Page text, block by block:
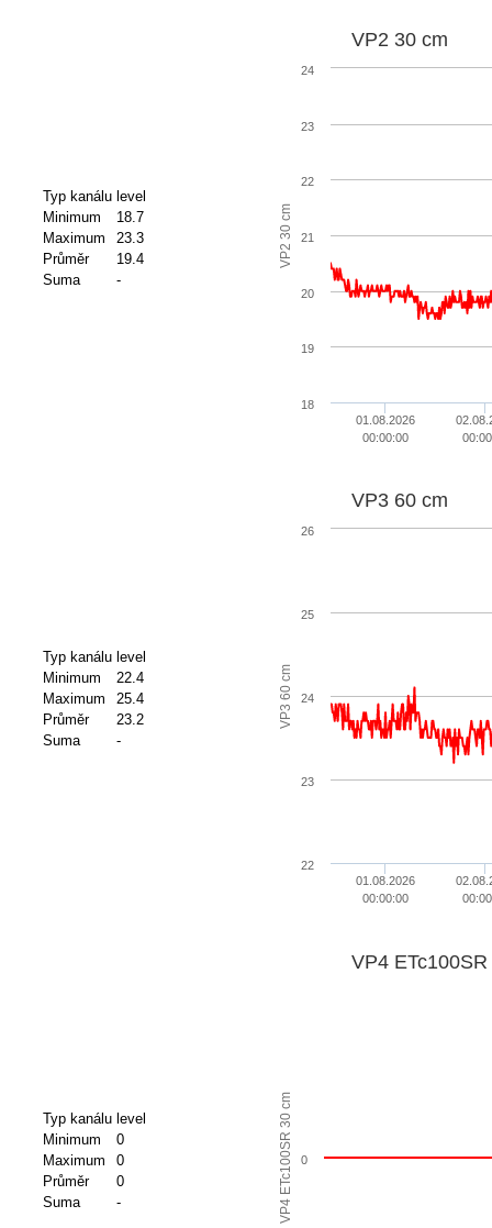
Typ kanálu level
Minimum
18.7
Maximum
23.3
Průměr
19.4
Suma
-
VP2 30 cm
VP2 30 cm
01.08.2026
00:00:00
18
19
20
21
22
23
24
Typ kanálu level
Minimum
22.4
Maximum
25.4
Průměr
23.2
Suma
-
V
P
3
6
0
c
m
VP3 60 cm
01.08.2026
00:00:00
22
23
24
25
26
Typ kanálu level
Minimum
0
Maximum
0
Průměr
0
Suma
- VP4 ETc100SR 30 cm
VP4
0